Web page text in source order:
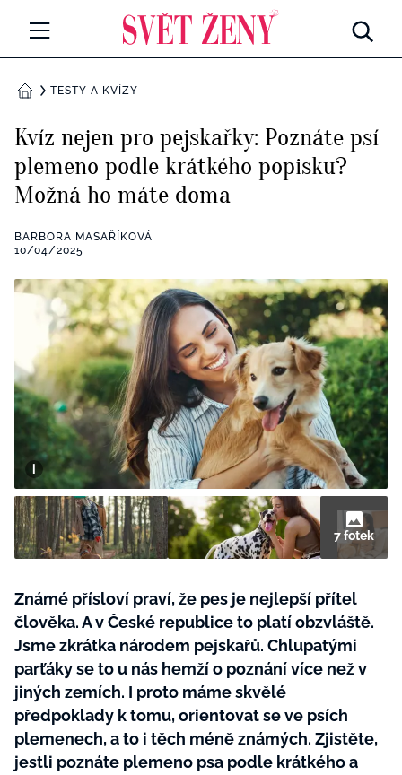
Všechny kategorie
Rozhovory
RETROHUBKY
Všechny kategorie
Seberozvoj
Všechny kategorie
Životní styl
ZÁBAVA
Všechny kategorie
Testy a kvízy
BYDLENÍ
Všechny kategorie
Tvoření
Rady a tipy
BurdaMedia
Extra
SVĚT ŽENY - 599 KČ
ROČNÍ PŘEDPLATNÉ SVĚT ŽENY +
SADA PRODUKTŮ MANA (10 ks)
DOMŮTESTY A KVÍZY
Kvíz nejen pro pejskařky: Poznáte psí
plemeno podle krátkého popisku?
Možná ho máte doma
BARBORA MASAŘÍKOVÁ
10/04/2025
7 fotek
Známé přísloví praví, že pes je nejlepší přítel
člověka. A v České republice to platí obzvláště.
Jsme zkrátka národem pejskařů. Chlupatými
parťáky se to u nás hemží o poznání více než v
jiných zemích. I proto máme skvělé
předpoklady k tomu, orientovat se ve psích
plemenech, a to i těch méně známých. Zjistěte,
jestli poznáte plemeno psa podle krátkého a